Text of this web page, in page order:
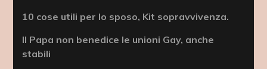
10 cose utili per lo sposo, Kit sopravvivenza.
Il Papa non benedice le unioni Gay, anche
stabili